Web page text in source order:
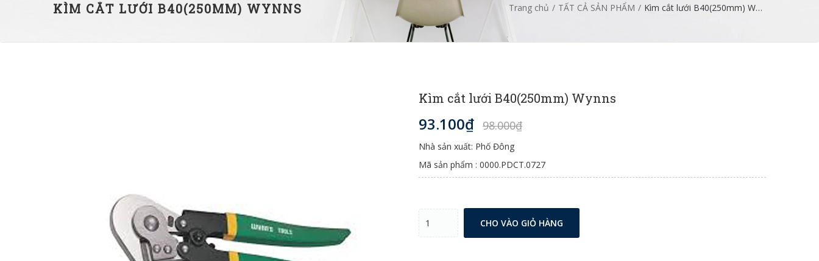
KÌM CẮT LƯỚI B40(250MM) WYNNS Trang chủ / TẤT CẢ SẢN PHẨM / Kìm cắt lưới B40(250mm) Wynns
Kìm cắt lưới B40(250mm) Wynns
93.100₫ 98.000₫
Nhà sản xuất: Phố Đông
Mã sản phẩm : 0000.PDCT.0727
CHO VÀO GIỎ HÀNG